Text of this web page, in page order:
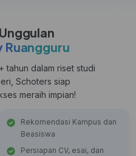
tahun dalam riset studi
Schoters siap
meraih impian!
Rekomendasi Kampus dan
Beasiswa
Persiapan CV, esai, dan